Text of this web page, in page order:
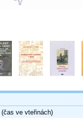
ve vteřinách)